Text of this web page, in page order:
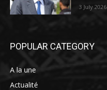
3 July 2026
POPULAR CATEGORY
A la une
Actualité